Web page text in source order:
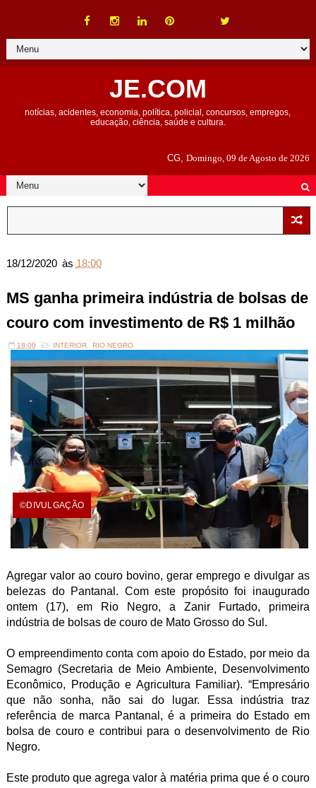
JE.COM
notícias, acidentes, economia, política, policial, concursos, empregos,
educação, ciência, saúde e cultura.
CG,Domingo, 09 de Agosto de 2026
18/12/2020 às 18:00
MS ganha primeira indústria de bolsas de
couro com investimento de R$ 1 milhão
18:00 INTERIOR, RIO NEGRO
©DIVULGAÇÃO
Agregar valor ao couro bovino, gerar emprego e divulgar as
belezas do Pantanal. Com este propósito foi inaugurado
ontem (17), em Rio Negro, a Zanir Furtado, primeira
indústria de bolsas de couro de Mato Grosso do Sul.
O empreendimento conta com apoio do Estado, por meio da
Semagro (Secretaria de Meio Ambiente, Desenvolvimento
Econômico, Produção e Agricultura Familiar). “Empresário
que não sonha, não sai do lugar. Essa indústria traz
referência de marca Pantanal, é a primeira do Estado em
bolsa de couro e contribui para o desenvolvimento de Rio
Negro.
Este produto que agrega valor à matéria prima que é o couro